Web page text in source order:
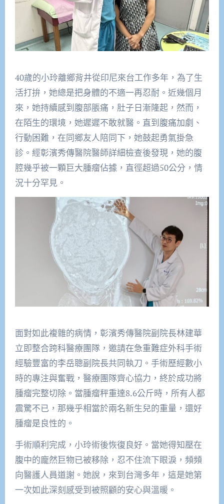
40歲的小玲離鄉背井從印尼來台工作多年，為了生
活打拚，她總是把身體的不適一再忍耐。近幾個月
來，她持續感到腹部脹痛，肚子日漸隆起，然而，
在陌生的環境，她遲遲不敢就醫。直到腹痛加劇、
行動困難，在同鄉友人陪同下，她鼓起勇氣掛急
診。經彰濱秀傳醫院醫師詳細檢查後發現，她的腹
腔幾乎被一顆巨大腫瘤佔據，直徑超過50公分，情
況十分罕見。
面對如此複雜的病情，彰濱秀傳醫院副院長林建華
立即整合跨科醫療團隊，邀請在急重難症外科手術
經驗豐富的李岳聰副院長共同執刀。手術歷經數小
時的專注與奮戰，醫療團隊齊心協力，終於成功將
腫瘤完整切除。當腫瘤秤重達8.6公斤時，所有人都
震驚不已，那幾乎相當於兩名新生兒的重量，還好
腫瘤是良性的。
手術順利完成，小玲術後恢復良好。當她得知壓在
腹中的龐然巨物已被移除，忍不住流下眼淚，頻頻
向醫護人員道謝。她說，來到台灣多年，這是她第
一次如此深刻感受到被照顧的安心與溫暖。